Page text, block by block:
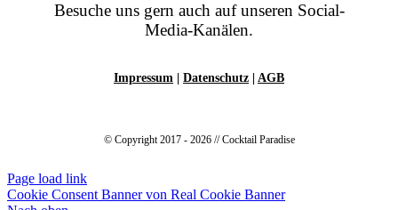
Besuche uns gern auch auf unseren Social-
Media-Kanälen.
Impressum Datenschutz AGB
© Copyright 2017 - 2026 // Cocktail Paradise
Page load link
Cookie Consent Banner von Real Cookie Banner